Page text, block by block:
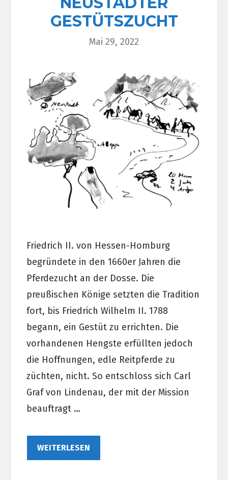
GESTÜTSZUCHT
Mai 29, 2022
Friedrich II. von Hessen-Homburg
begründete in den 1660er Jahren die
Pferdezucht an der Dosse. Die
preußischen Könige setzten die Tradition
fort, bis Friedrich Wilhelm II. 1788
begann, ein Gestüt zu errichten. Die
vorhandenen Hengste erfüllten jedoch
die Hoffnungen, edle Reitpferde zu
züchten, nicht. So entschloss sich Carl
Graf von Lindenau, der mit der Mission
beauftragt …
WEITERLESEN